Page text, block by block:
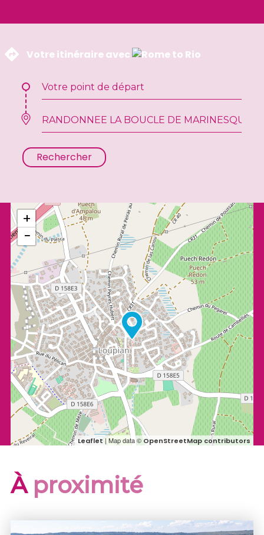
Votre itinéraire avec
Rechercher
+
−
Leaflet| Map data © OpenStreetMap contributors
Àproximité